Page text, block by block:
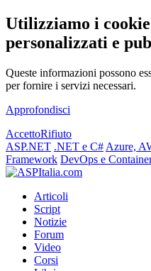
Utilizziamo i
personalizzati e
Queste informazioni possono
per fornire i servizi necessari.
Approfondisci
AccettoRifiuto
ASP.NET .NET e C# Azure,
Framework DevOps e
Articoli
Script
Notizie
Forum
Video
Corsi